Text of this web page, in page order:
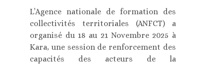
L’Agence nationale de formation des
collectivités territoriales (ANFCT) a
organisé du 18 au 21 Novembre 2025 à
Kara, une session de renforcement des
capacités des acteurs de la